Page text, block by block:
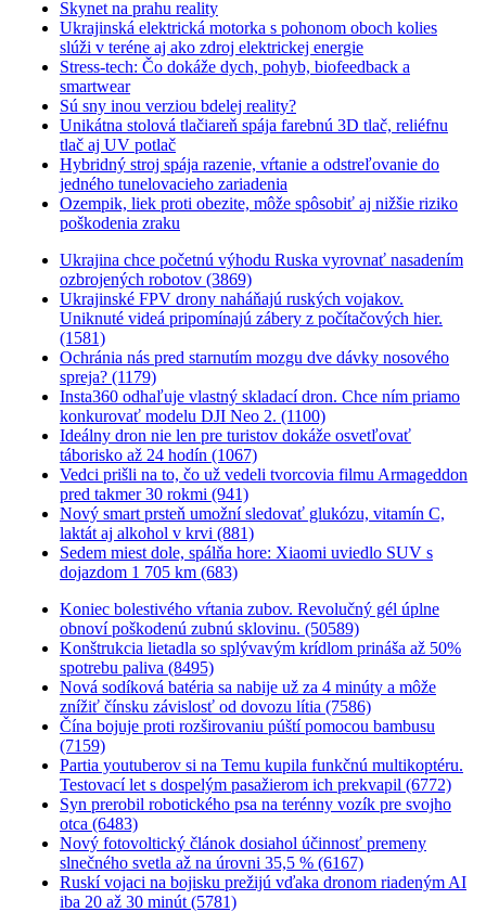
Skynet na prahu reality
Ukrajinská elektrická motorka s pohonom oboch kolies
slúži v teréne aj ako zdroj elektrickej energie
Stress-tech: Čo dokáže dych, pohyb, biofeedback a
smartwear
Sú sny inou verziou bdelej reality?
Unikátna stolová tlačiareň spája farebnú 3D tlač, reliéfnu
tlač aj UV potlač
Hybridný stroj spája razenie, vŕtanie a odstreľovanie do
jedného tunelovacieho zariadenia
Ozempik, liek proti obezite, môže spôsobiť aj nižšie riziko
poškodenia zraku
Ukrajina chce početnú výhodu Ruska vyrovnať nasadením
ozbrojených robotov (3869)
Ukrajinské FPV drony naháňajú ruských vojakov.
Uniknuté videá pripomínajú zábery z počítačových hier.
(1581)
Ochránia nás pred starnutím mozgu dve dávky nosového
spreja? (1179)
Insta360 odhaľuje vlastný skladací dron. Chce ním priamo
konkurovať modelu DJI Neo 2. (1100)
Ideálny dron nie len pre turistov dokáže osvetľovať
táborisko až 24 hodín (1067)
Vedci prišli na to, čo už vedeli tvorcovia filmu Armageddon
pred takmer 30 rokmi (941)
Nový smart prsteň umožní sledovať glukózu, vitamín C,
laktát aj alkohol v krvi (881)
Sedem miest dole, spálňa hore: Xiaomi uviedlo SUV s
dojazdom 1 705 km (683)
Koniec bolestivého vŕtania zubov. Revolučný gél úplne
obnoví poškodenú zubnú sklovinu. (50589)
Konštrukcia lietadla so splývavým krídlom prináša až 50%
spotrebu paliva (8495)
Nová sodíková batéria sa nabije už za 4 minúty a môže
znížiť čínsku závislosť od dovozu lítia (7586)
Čína bojuje proti rozširovaniu púští pomocou bambusu
(7159)
Partia youtuberov si na Temu kupila funkčnú multikoptéru.
Testovací let s dospelým pasažierom ich prekvapil (6772)
Syn prerobil robotického psa na terénny vozík pre svojho
otca (6483)
Nový fotovoltický článok dosiahol účinnosť premeny
slnečného svetla až na úrovni 35,5 % (6167)
Ruskí vojaci na bojisku prežijú vďaka dronom riadeným AI
iba 20 až 30 minút (5781)